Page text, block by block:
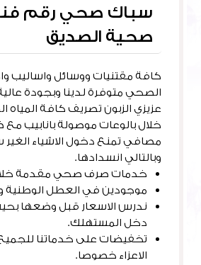
سباك صحي رقم
صحية الصديق
كافة مقتنيات ووسائل واساليب
الصحي متوفرة لدينا وبجودة
عزيزي الزبون تصريف كافة المياه
خلال بالوعات موصولة بانابيب
مصافي تمنع دخول الاشياء الغير
وبالتالي انسدادها.
خدمات صرف صحي مقدمة خلال 24
موجودين في العطل
ندرس الاسعار قبل وضعها
دخل المستهلك.
تخفيضات على خدماتنا للجميع
الاعزاء خصوصا.